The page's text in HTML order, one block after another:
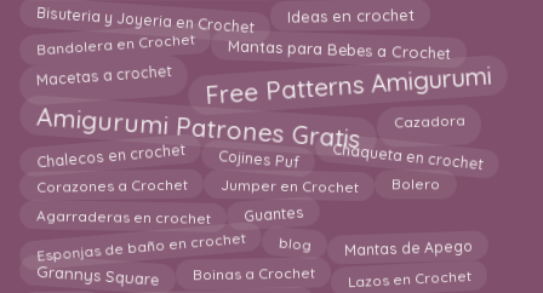
Bisuteria y Joyeria en Crochet Ideas en crochet
Bandolera en Crochet Mantas para Bebes a Crochet
Macetas a crochet Free Patterns Amigurumi
Amigurumi Patrones Gratis Cazadora
Chalecos en crochet Cojines Puf Chaqueta en crochet
Corazones a Crochet Jumper en Crochet Bolero
Agarraderas en crochet Guantes
Esponjas de baño en crochet blog Mantas de Apego
Grannys Square Boinas a Crochet Lazos en Crochet